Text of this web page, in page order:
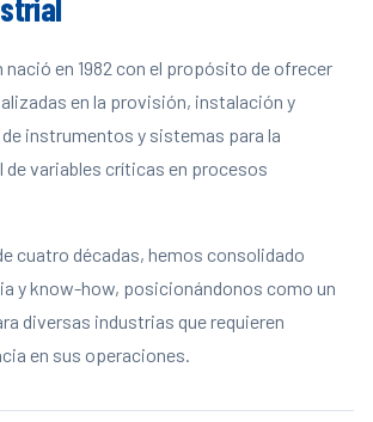
en 1982 con el propósito de ofrecer
en la provisión, instalación y
instrumentos y sistemas para la
variables críticas en procesos
cuatro décadas, hemos consolidado
y know-how, posicionándonos como un
diversas industrias que requieren
en sus operaciones.